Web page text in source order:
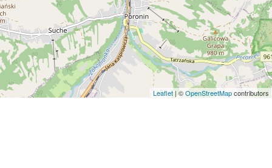
Leaflet| ©OpenStreetMapcontributors